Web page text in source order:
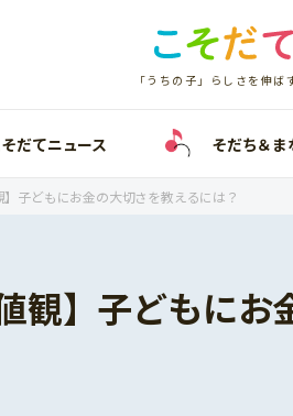
「うちの子」らしさを伸
だてニュース そだち＆ま
】子どもにお金の大切さを教えるには？
観】子どもに